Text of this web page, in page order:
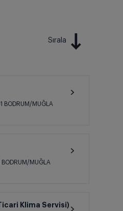
Sırala
BODRUM/MUĞLA
BODRUM/MUĞLA
Klima Servisi)